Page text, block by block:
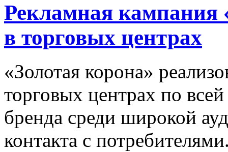
Рекламная кампания
в торговых центрах
«Золотая корона»
торговых центрах по
бренда среди широкой
контакта с